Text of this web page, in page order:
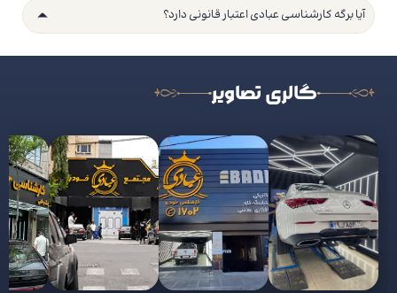
آیا برگه کارشناسی عبادی اعتبار قانونی دارد؟
گالری تصاویر